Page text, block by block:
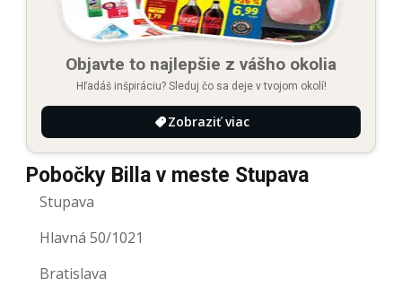
Objavte to najlepšie z vášho okolia
Hľadáš inšpiráciu? Sleduj čo sa deje v tvojom okolí!
Zobraziť viac
Pobočky Billa v meste Stupava
Stupava
Hlavná 50/1021
Bratislava